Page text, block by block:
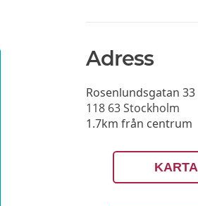
Adress
Rosenlundsgatan 33
118 63 Stockholm
1.7km från centrum
KARTA